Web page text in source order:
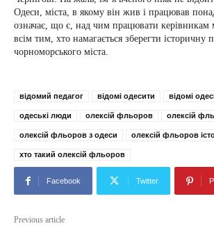
Одеси, міста, в якому він жив і працював
означає, що є, над чим працювати керівникам
всім тим, хто намагається зберегти історичну
чорноморського міста.
відомий педагог відомі одесити відомі
одеські люди олексій фльоров олексій
олексій фльоров з одеси олексій фльоров
хто такий олексій фльоров
Facebook Twitter
Previous article